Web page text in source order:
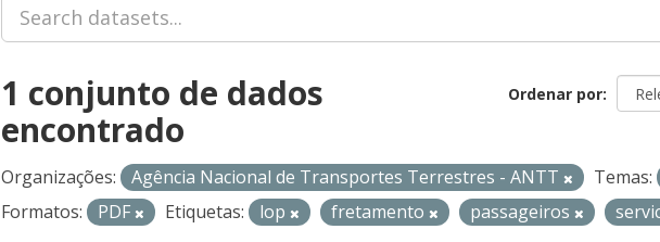
Ordenar por
1 conjunto de dados
encontrado
Organizações: Agência Nacional de Transportes Terrestres - ANTT Temas:
Formatos:
PDF Etiquetas: lop fretamento passageiros